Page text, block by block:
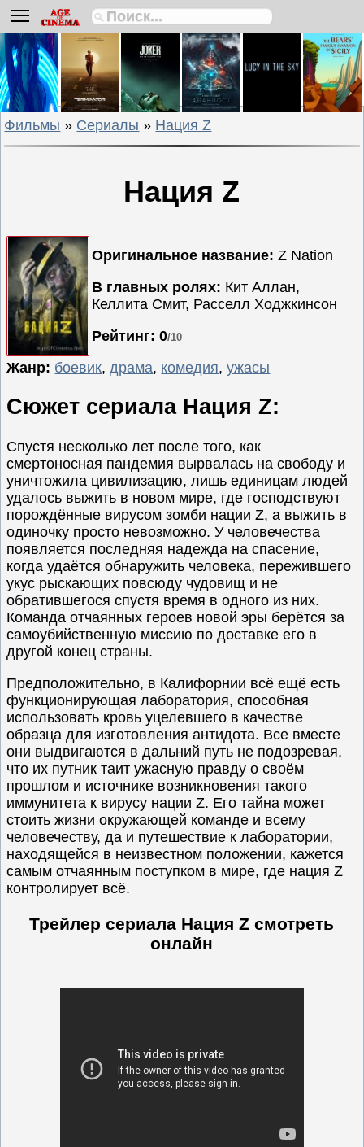
Биографии
Боевики
Вестерны
Военные
Детективы
Драмы
Мелодрамы
Мультфильмы
Мюзиклы
Приключения
Русские
фильмы
Сериалы
Триллеры
Ужасы
Фантастика
Фэнтези
Ожидаемые
Новинки
кино
Фильмы » Сериалы » Нация Z
Нация Z
Оригинальное название: Z Nation
В главных ролях: Кит Аллан,
Келлита Смит, Расселл Ходжкинсон
Рейтинг: 0/10
Жанр: боевик,драма, комедия,ужасы
Сюжет сериала Нация Z:
Спустя несколько лет после того, как
смертоносная пандемия вырвалась на свободу и
уничтожила цивилизацию, лишь единицам людей
удалось выжить в новом мире, где господствуют
порождённые вирусом зомби нации Z, а выжить в
одиночку просто невозможно. У человечества
появляется последняя надежда на спасение,
когда удаётся обнаружить человека, пережившего
укус рыскающих повсюду чудовищ и не
обратившегося спустя время в одного из них.
Команда отчаянных героев новой эры берётся за
самоубийственную миссию по доставке его в
другой конец страны.
Предположительно, в Калифорнии всё ещё есть
функционирующая лаборатория, способная
использовать кровь уцелевшего в качестве
образца для изготовления антидота. Все вместе
они выдвигаются в дальний путь не подозревая,
что их путник таит ужасную правду о своём
прошлом и источнике возникновения такого
иммунитета к вирусу нации Z. Его тайна может
стоить жизни окружающей команде и всему
человечеству, да и путешествие к лаборатории,
находящейся в неизвестном положении, кажется
самым отчаянным поступком в мире, где нация Z
контролирует всё.
Трейлер сериала Нация Z смотреть
онлайн